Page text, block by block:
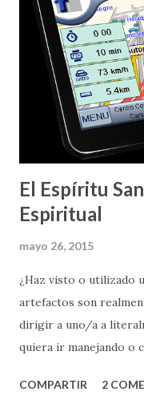
barato y superficial
que les estoy hablando
amor de Dios, en
perfecto, eterno, y
cambiarlo TODO . ---
El Espíritu
Espiritual
mayo 26, 2015
¿Haz visto o utilizado
artefactos son
dirigir a uno/a a
quiera ir manejando o
y el GPS, basado en
COMPARTIR 2